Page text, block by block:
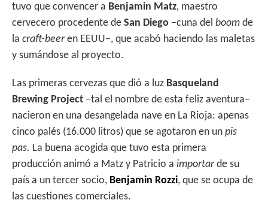
tuvo que convencer a Benjamin Matz, maestro
cervecero procedente de San Diego –cuna del boom de
la craft-beeren EEUU–, que acabó haciendo las maletas
y sumándose al proyecto.
Las primeras cervezas que dió a luz Basqueland
Brewing Project –tal el nombre de esta feliz aventura–
nacieron en una desangelada nave en La Rioja: apenas
cinco palés (16.000 litros) que se agotaron en un pis
pas. La buena acogida que tuvo esta primera
producción animó a Matz y Patricio a importarde su
país a un tercer socio, Benjamin Rozzi, que se ocupa de
las cuestiones comerciales.